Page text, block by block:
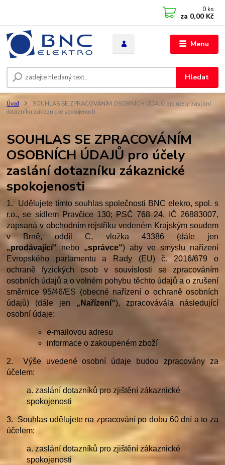
Menu
Hledat
0 ks
za 0,00 Kč
Úvod
SOUHLAS SE ZPRACOVÁNÍM OSOBNÍCH ÚDAJŮ pro účely zaslání
dotazníku zákaznické spokojenosti
SOUHLAS SE ZPRACOVÁNÍM
OSOBNÍCH ÚDAJŮ pro účely
zaslání dotazníku zákaznické
spokojenosti
1. Udělujete tímto souhlas společnosti BNC elekro, spol. s
r.o., se sídlem Pravčice 130; PSČ 768 24, IČ 26883007,
zapsaná v obchodním rejstříku vedeném Krajským soudem
v Brně, oddíl C, vložka 43386 (dále jen
„prodávající“ nebo „správce“) aby ve smyslu nařízení
Evropského parlamentu a Rady (EU) č. 2016/679 o
ochraně fyzických osob v souvislosti se zpracováním
osobních údajů a o volném pohybu těchto údajů a o zrušení
směrnice 95/46/ES (obecné nařízení o ochraně osobních
údajů) (dále jen „Nařízení“), zpracovávála následující
osobní údaje:
e-mailovou adresu
informace o zakoupeném zboží
2. Výše uvedené osobní údaje budou zpracovány za
účelem:
a. zaslání dotazníků pro zjištění zákaznické
spokojenosti
3. Souhlas udělujete na zpracování po dobu 60 dní a to za
účelem:
a. zaslání dotazníků pro zjištění zákaznické
spokojenosti